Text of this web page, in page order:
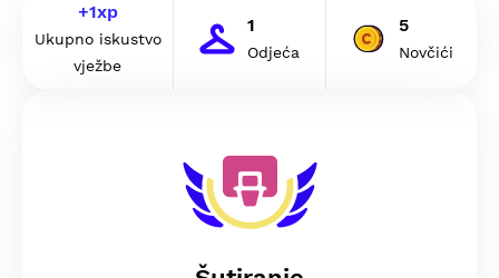
+1xp
Ukupno iskustvo
vježbe
1
Odjeća
5
Novčići